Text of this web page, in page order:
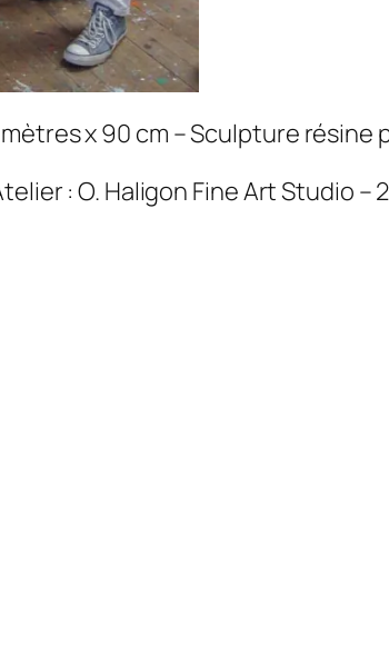
x 90 cm – Sculpture résine
: O. Haligon Fine Art Studio –